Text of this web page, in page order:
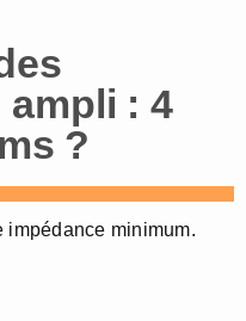
ampli : 4
?
impédance minimum.